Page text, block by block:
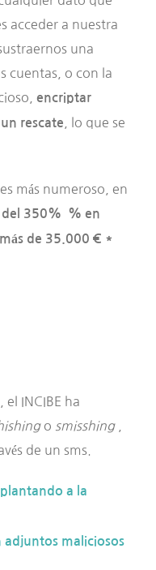
acceder a nuestra
una
cuentas, o con la
encriptar
rescate , lo que se
más numeroso, en
350% % en
de 35.000 € *
el INCIBE ha
o smisshing,
de un sms.
a la
adjuntos maliciosos